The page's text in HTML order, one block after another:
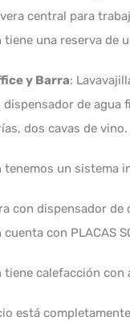
central para
tiene una reserva de
y Barra:
dispensador de agua
dos cavas de vino.
tenemos un sistema
con dispensador de
cuenta con PLACAS
tiene calefacción
está